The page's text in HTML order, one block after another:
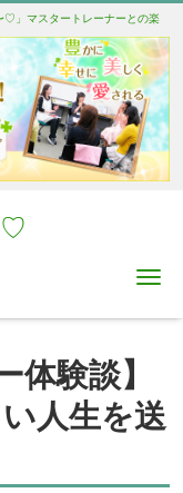
♡」マスタートレーナーとの楽
♡
体験談】
人生を送